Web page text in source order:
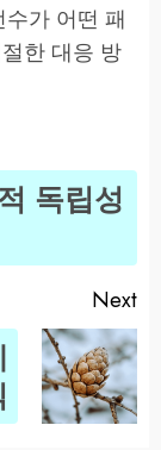
가 어떤 패
한 대응 방
독립성
Next